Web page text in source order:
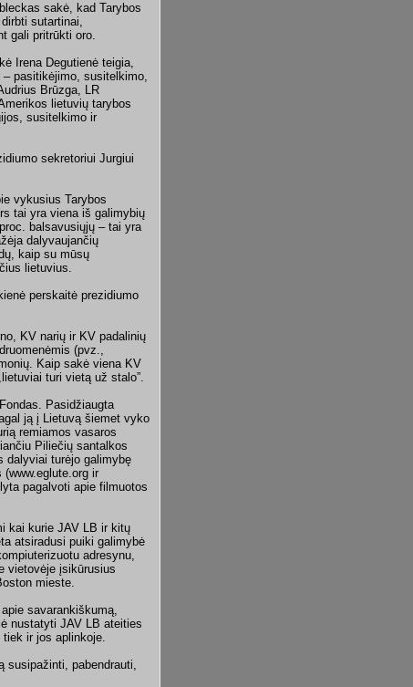
sakė, kad Tarybos
sutartinai,
gali pritrūkti oro.
Irena Degutienė teigia,
pasitikėjimo, susitelkimo,
Brūzga, LR
lietuvių tarybos
susitelkimo ir
sekretoriui Jurgiui
vykusius Tarybos
tai yra viena iš galimybių
balsavusiųjų – tai yra
dalyvaujančių
kaip su mūsų
lietuvius.
perskaitė prezidiumo
KV narių ir KV padalinių
(pvz.,
Kaip sakė viena KV
turi vietą už stalo”.
Pasidžiaugta
ją į Lietuvą šiemet vyko
remiamos vasaros
Piliečių santalkos
dalyviai turėjo galimybę
ir
pagalvoti apie filmuotos
kai kurie JAV LB ir kitų
atsiradusi puiki galimybė
adresynu,
vietovėje įsikūrusius
mieste.
savarankiškumą,
nustatyti JAV LB ateities
ir jos aplinkoje.
susipažinti, pabendrauti,